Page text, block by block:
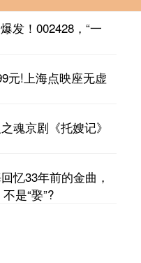
发！002428，“一
元!上海点映座无虚
魂京剧《托嫂记》
忆33年前的金曲，
是“娶”?